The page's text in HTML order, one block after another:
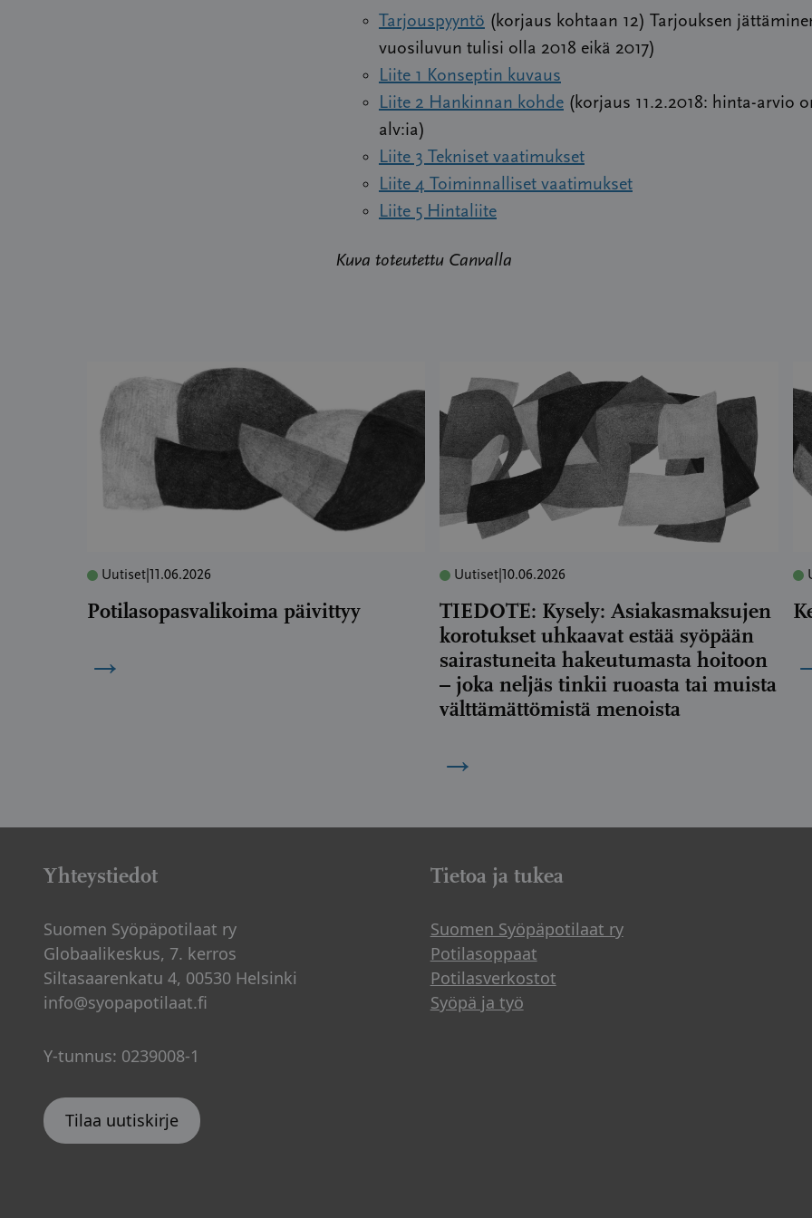
Tarjouspyyntö (korjaus kohtaan 12) Tarjouksen
vuosiluvun tulisi olla 2018 eikä 2017)
Liite 1 Konseptin kuvaus
Liite 2 Hankinnan kohde(korjaus 11.2.2018: hinta-arvio
alv:ia)
Liite 3 Tekniset vaatimukset
Liite 4 Toiminnalliset vaatimukset
Liite 5 Hintaliite
Kuva toteutettu Canvalla
Uutiset 11.06.2026
Potilasopasvalikoima päivittyy
→
Uutiset 10.06.2026
TIEDOTE: Kysely: Asiakasmaksujen
korotukset uhkaavat estää syöpään
sairastuneita hakeutumasta hoitoon
– joka neljäs tinkii ruoasta tai muista
välttämättömistä menoista
→
Yhteystiedot
Suomen Syöpäpotilaat ry
Globaalikeskus, 7. kerros
Siltasaarenkatu 4, 00530 Helsinki
info@syopapotilaat.fi
Y-tunnus: 0239008-1
Tilaa uutiskirje
Tietoa ja tukea
Suomen Syöpäpotilaat ry
Potilasoppaat
Potilasverkostot
Syöpä ja työ